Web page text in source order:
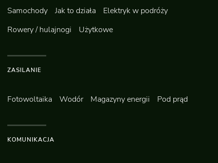
Samochody Jak to działa
Elektryk w podróży
Rowery / hulajnogi
Użytkowe
ZASILANIE
Fotowoltaika Wodór Magazyny energii Pod prąd
KOMUNIKACJA